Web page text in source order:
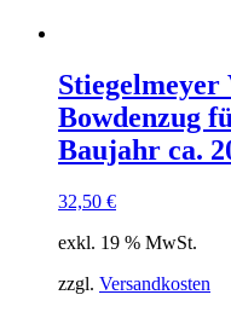
Stiegelmeyer
Bowdenzug
Baujahr ca.
32,50 €
exkl. 19 % MwSt.
zzgl. Versandkosten